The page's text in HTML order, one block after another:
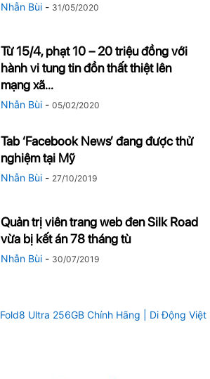
Nhẫn Bùi - 31/05/2020
Từ 15/4, phạt 10 – 20 triệu đồng với
hành vi tung tin đồn thất thiệt lên
mạng xã...
Nhẫn Bùi - 05/02/2020
Tab ‘Facebook News’ đang được thử
nghiệm tại Mỹ
Nhẫn Bùi - 27/10/2019
Quản trị viên trang web đen Silk Road
vừa bị kết án 78 tháng tù
Nhẫn Bùi - 30/07/2019